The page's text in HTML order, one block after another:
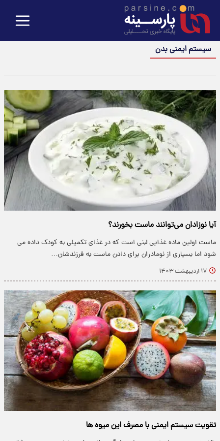
سیستم ایمنی بدن
آیا نوزادان می‌توانند ماست بخورند؟
ماست اولین ماده غذایی لبنی است که در غذای تکمیلی به کودک داده می
شود اما بسیاری از نومادران برای دادن ماست به فرزندشان…
۱۷ اردیبهشت ۱۴۰۳
تقویت سیستم ایمنی با مصرف این میوه ها